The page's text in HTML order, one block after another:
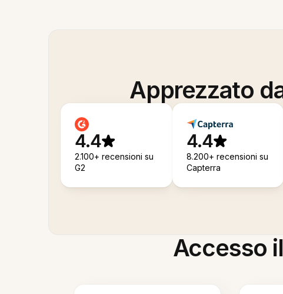
Apprezzato
4.4
2.100+ recensioni su
G2
4.4
8.200+ recensioni su
Capterra
Accesso